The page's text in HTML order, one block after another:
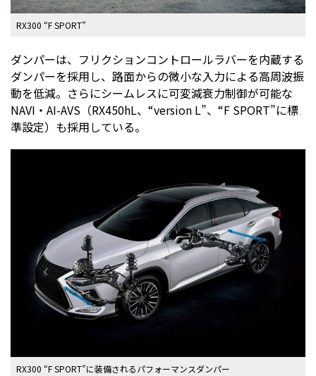
RX300 “F SPORT”
ダンパーは、フリクションコントロールラバーを内蔵する
ダンパーを採用し、路面からの微小な入力による高周波振
動を低減。さらにシームレスに可変減衰力制御が可能な
NAVI・AI-AVS（RX450hL、“version L”、“F SPORT”に標
準設定）も採用している。
RX300 “F SPORT”に装備されるパフォーマンスダンパー